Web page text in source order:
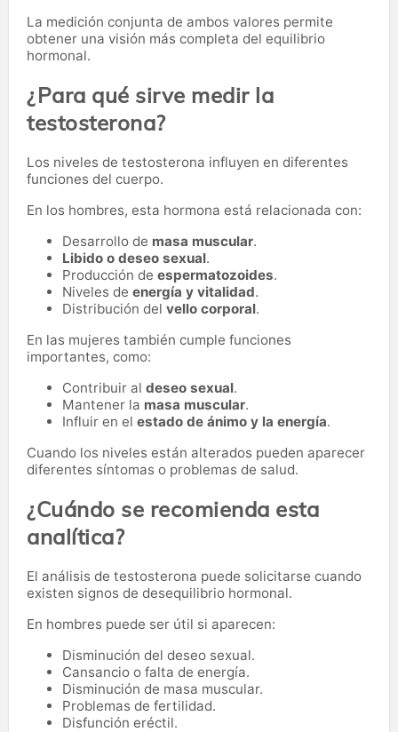
La medición conjunta de ambos valores permite
obtener una visión más completa del equilibrio
hormonal.
¿Para qué sirve medir la
testosterona?
Los niveles de testosterona influyen en diferentes
funciones del cuerpo.
En los hombres, esta hormona está relacionada con:
Desarrollo de masa muscular.
Libido o deseo sexual.
Producción de espermatozoides.
Niveles de energía y vitalidad.
Distribución del vello corporal.
En las mujeres también cumple funciones
importantes, como:
Contribuir al deseo sexual.
Mantener la masa muscular.
Influir en el estado de ánimo y la energía.
Cuando los niveles están alterados pueden aparecer
diferentes síntomas o problemas de salud.
¿Cuándo se recomienda esta
analítica?
El análisis de testosterona puede solicitarse cuando
existen signos de desequilibrio hormonal.
En hombres puede ser útil si aparecen:
Disminución del deseo sexual.
Cansancio o falta de energía.
Disminución de masa muscular.
Problemas de fertilidad.
Disfunción eréctil.